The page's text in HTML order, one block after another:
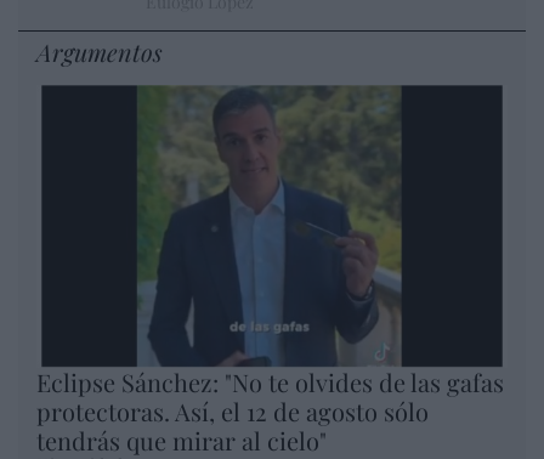
Argumentos
Eclipse Sánchez: "No te olvides de las gafas
protectoras. Así, el 12 de agosto sólo
tendrás que mirar al cielo"